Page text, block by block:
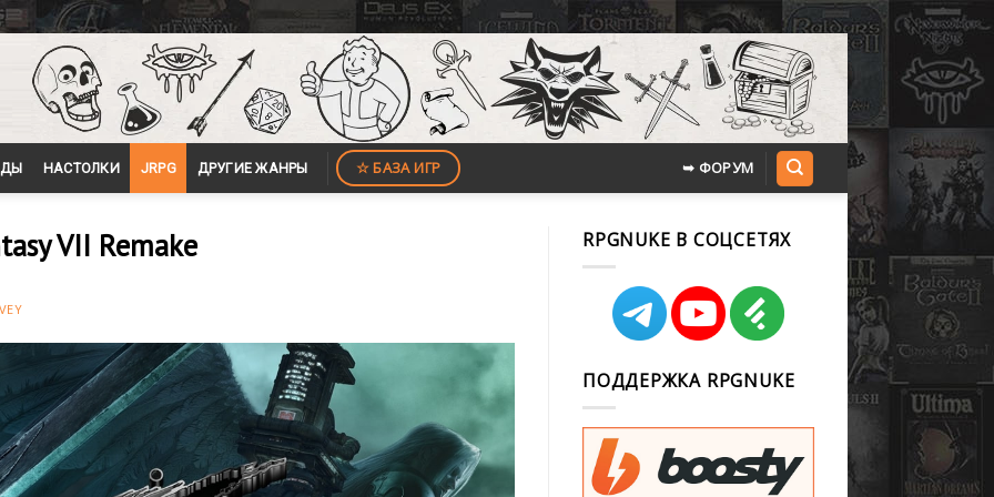
НАСТОЛКИ JRPG ДРУГИЕ ЖАНРЫ ☆ БАЗА ИГР ➥ ФОРУМ
VII Remake RPGNUKE В СОЦСЕТЯХ
ПОДДЕРЖКА RPGNUKE